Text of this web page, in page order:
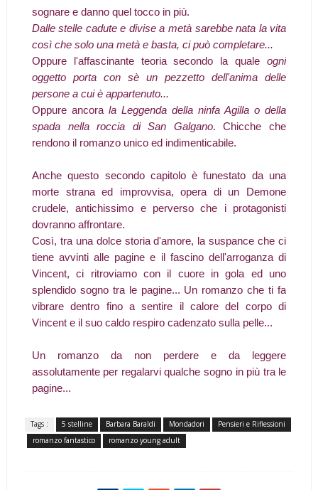
sognare e danno quel tocco in più.
Dalle stelle cadute e divise a metà sarebbe nata la vita
così che solo una metà e basta, ci può completare...
Oppure l'affascinante teoria secondo la qualeogni
oggetto porta con sè un pezzetto dell'anima delle
persone a cui è appartenuto...
Oppure ancora la Leggenda della ninfa Agilla o della
spada nella roccia di San Galgano. Chicche che
rendono il romanzo unico ed indimenticabile.
Anche questo secondo capitolo è funestato da una
morte strana ed improvvisa, opera di un Demone
crudele, antichissimo e perverso che i protagonisti
dovranno affrontare.
Così, tra una dolce storia d'amore, la suspance che ci
tiene avvinti alle pagine e il fascino dell'arroganza di
Vincent, ci ritroviamo con il cuore in gola ed uno
splendido sogno tra le pagine... Un romanzo che ti fa
vibrare dentro fino a sentire il calore del corpo di
Vincent e il suo caldo respiro cadenzato sulla pelle...
Un romanzo da non perdere e da leggere
assolutamente per regalarvi qualche sogno in più tra le
pagine...
Tags : 5 stelline Barbara Baraldi Mondadori
Pensieri e Riflessioni
romanzo fantastico
romanzo young adult